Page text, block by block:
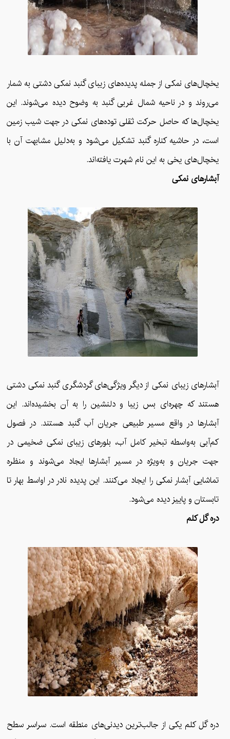
یخچال‌های نمکی از جمله پدیده‌های زیبای گنبد نمکی دشتی به شمار
می‌روند و در ناحیه شمال غربی گنبد به وضوح دیده می‌شوند. این
یخچال‌ها که حاصل حرکت ثقلی توده‌های نمکی در جهت شیب زمین
است، در حاشیه کناره گنبد تشکیل می‌شود و به‌دلیل مشابهت آن با
یخچال‌های یخی به این نام شهرت یافته‌اند.
آبشارهای نمکی
آبشارهای زیبای نمکی از دیگر ویژگی‌های گردشگری گنبد نمکی دشتی
هستند که چهره‌ای بس زیبا و دلنشین را به آن بخشیده‌اند. این
آبشارها در واقع مسیر طبیعی جریان آب گنبد هستند. در فصول
کم‌آبی به‌واسطه تبخیر کامل آب، بلورهای زیبای نمکی ضخیمی در
جهت جریان و به‌ویژه در مسیر آبشارها ایجاد می‌شوند و منظره
تماشایی آبشار نمکی را ایجاد می‌کنند. این پدیده نادر در اواسط بهار تا
تابستان و پاییز دیده می‌شود.
دره گل کلم
دره گل‌ کلم یکی از جالب‌ترین دیدنی‌های منطقه است. سراسر سطح